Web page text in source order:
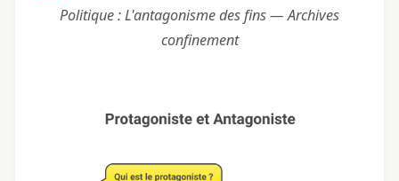
Politique : L'antagonisme des fins — Archives
confinement